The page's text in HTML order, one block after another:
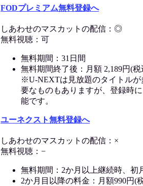
FODプレミアム無料登録へ
しあわせのマスカットの配信：◎
無料視聴：可
無料期間：31日間
無料期間終了後：月額 2,189円(税
※U-NEXTは見放題のタイトル
要なものもありますが、登録時
能です。
ユーネクスト無料登録へ
しあわせのマスカットの配信：×
無料視聴：−
無料期間：2か月以上継続時、初
2か月目以降の料金：月額990円(